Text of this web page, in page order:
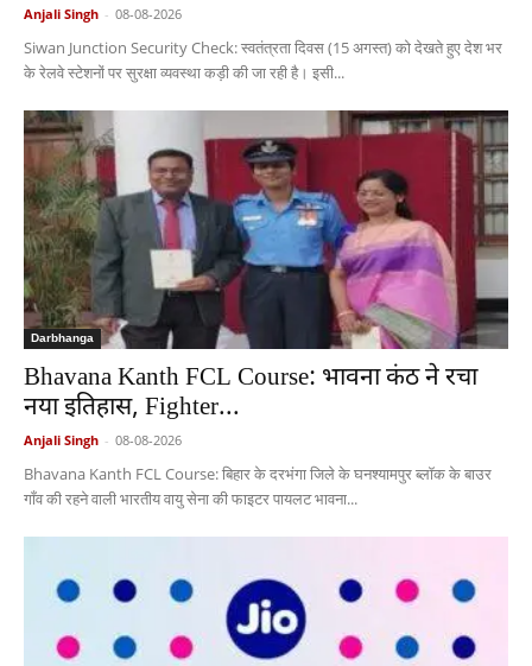
Anjali Singh - 08-08-2026
Siwan Junction Security Check: स्वतंत्रता दिवस (15 अगस्त) को देखते हुए देश भर
के रेलवे स्टेशनों पर सुरक्षा व्यवस्था कड़ी की जा रही है। इसी...
Darbhanga
Bhavana Kanth FCL Course: भावना कंठ ने रचा
नया इतिहास, Fighter...
Anjali Singh - 08-08-2026
Bhavana Kanth FCL Course: बिहार के दरभंगा जिले के घनश्यामपुर ब्लॉक के बाउर
गाँव की रहने वाली भारतीय वायु सेना की फाइटर पायलट भावना...